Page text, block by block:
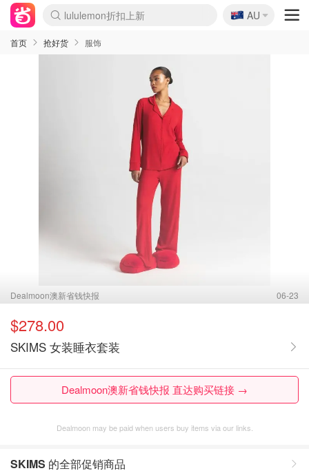
lululemon折扣上新
Sasa美妆护肤3.5折
SSENSE年中2.5折
FreshBeauty好价汇总
Cettire降价+叠9折
WWS Coles超市实拍
viagogo二手票捡漏
Myer超级周末
The Outnet奢牌1折起
David Jones 3折起
Flannels大牌1折
Perfumes Club护肤1折
AMIRO面罩$251
Amazon折扣汇总
eToro入金$200送$50
Amazon数码好物
ICONIC本周7.5折
ThedoubleF高奢地板价
Moose Knuckles 6折
丝芙兰5折起
EUFY摄像头$98
Selenichast首饰2折
Trip机票酒店促销
YSL送5件彩妆礼
Amazon家居好物
Amazon美妆护肤
雅漾大喷$8
过敏原检测盒$33
伊索独家赠50ml沐浴露
科颜氏高保湿面霜$29
SEALIFE海洋馆门票6折
丝塔芙大白罐$16
订阅Newsletter送香薰
Cult Beauty 6.8折
Harrods圣诞日历$525
LN-CC奢牌私促3折
d'Alba空姐喷雾$16
EVE LOM套装£56
Bernardelli独家4折
Adore Beauty 6折起
CT圣诞日历
Mytheresa奢品2.7折
Luxury Escapes 9折
Currentbody美容仪$881
MOON Garden Live
Roborock扫地机$649
Tingo Life水杯$24
Valentino官网5折
CR洗护套装$23
修丽可4件套$159
Myer彩妆2件7折
GANNI官网4.5折
Stylevana韩妆4折
Tessabit高奢8.5折
OGX洗发水$11
Amazon阿德莱德次日达
卡诗8.5折+赠礼
Philips Hue灯具8折
🇦🇺
AU
首页 抢好货 服饰
Dealmoon澳新省钱快报 06-23
$278.00
SKIMS 女装睡衣套装
Dealmoon澳新省钱快报 直达购买链接 →
Dealmoon may be paid when users buy items via our links.
SKIMS 的全部促销商品